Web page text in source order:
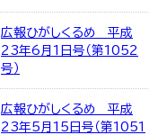
広報ひがしくるめ 平成
23年6月1日号（第1052
号）
広報ひがしくるめ 平成
23年5月15日号（第1051